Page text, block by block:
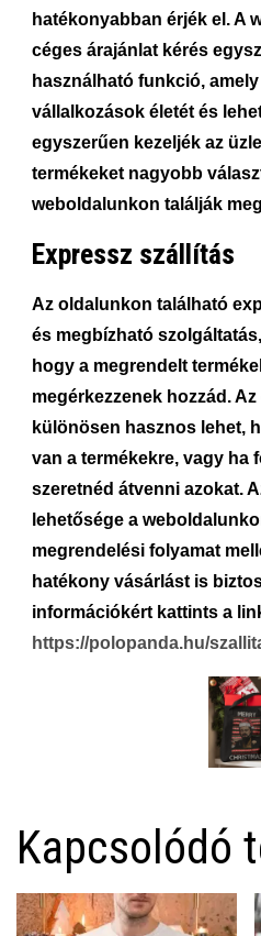
hatékonyabban érjék el. A
céges árajánlat kérés
használható funkció,
vállalkozások életét és
egyszerűen kezeljék az
termékeket nagyobb
weboldalunkon találják
Expressz szállítás
Az oldalunkon található
és megbízható
hogy a megrendelt
megérkezzenek hozzád.
különösen hasznos lehet,
van a termékekre, vagy ha
szeretnéd átvenni azokat.
lehetősége a
megrendelési folyamat
hatékony vásárlást is
információkért kattints a
https://polopanda.hu/
Kapcsolódó